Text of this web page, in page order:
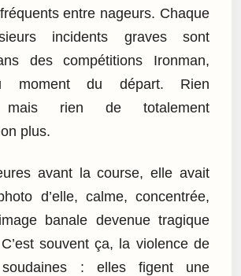
entre nageurs. Chaque
incidents graves sont
des compétitions Ironman,
moment du départ. Rien
mais rien de totalement
plus.
avant la course, elle avait
d’elle, calme, concentrée,
banale devenue tragique
souvent ça, la violence de
: elles figent une